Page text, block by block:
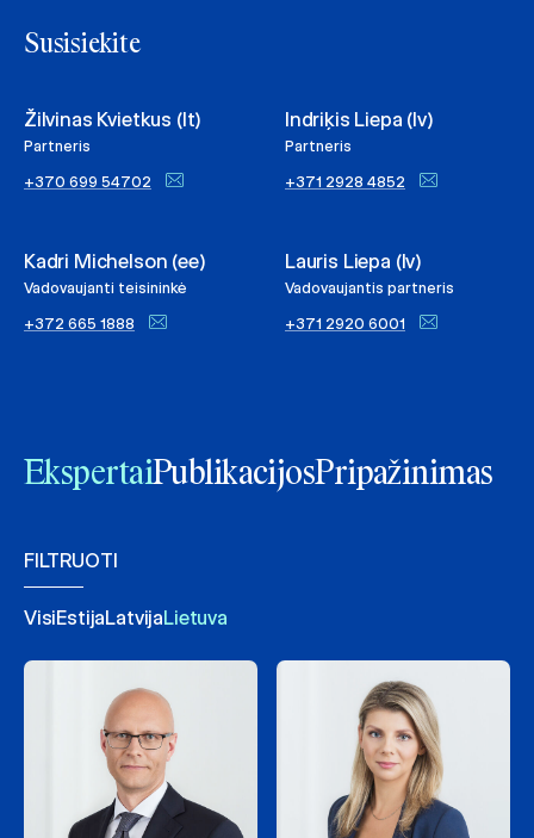
Susisiekite
Žilvinas Kvietkus (lt)
Partneris
+370 699 54702
Kadri Michelson (ee)
Vadovaujanti teisininkė
+372 665 1888
Indriķis Liepa (lv)
Partneris
+371 2928 4852
Lauris Liepa (lv)
Vadovaujantis partneris
+371 2920 6001
EkspertaiPublikacijosPripažinimas
FILTRUOTI
VisiEstijaLatvijaLietuva